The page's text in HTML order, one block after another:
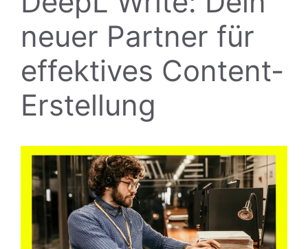
neuer Partner für
effektives Content-
Erstellung